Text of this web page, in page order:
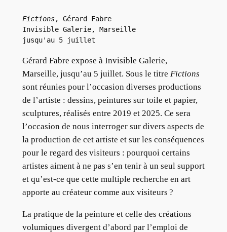
Fictions, Gérard Fabre
Invisible Galerie, Marseille
jusqu'au 5 juillet
Gérard Fabre expose à Invisible Galerie,
Marseille, jusqu’au 5 juillet. Sous le titre Fictions
sont réunies pour l’occasion diverses productions
de l’artiste : dessins, peintures sur toile et papier,
sculptures, réalisés entre 2019 et 2025. Ce sera
l’occasion de nous interroger sur divers aspects de
la production de cet artiste et sur les conséquences
pour le regard des visiteurs : pourquoi certains
artistes aiment à ne pas s’en tenir à un seul support
et qu’est-ce que cette multiple recherche en art
apporte au créateur comme aux visiteurs ?
La pratique de la peinture et celle des créations
volumiques divergent d’abord par l’emploi de